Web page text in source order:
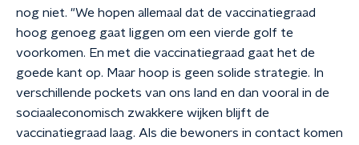
nog niet. "We hopen allemaal dat de vaccinatiegraad
hoog genoeg gaat liggen om een vierde golf te
voorkomen. En met die vaccinatiegraad gaat het de
goede kant op. Maar hoop is geen solide strategie. In
verschillende pockets van ons land en dan vooral in de
sociaaleconomisch zwakkere wijken blijft de
vaccinatiegraad laag. Als die bewoners in contact komen